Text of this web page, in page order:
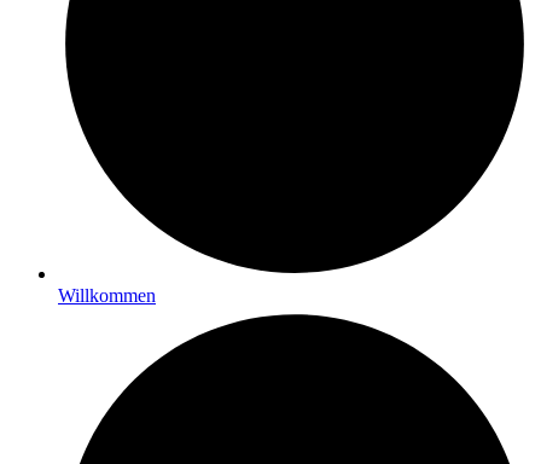
Willkommen